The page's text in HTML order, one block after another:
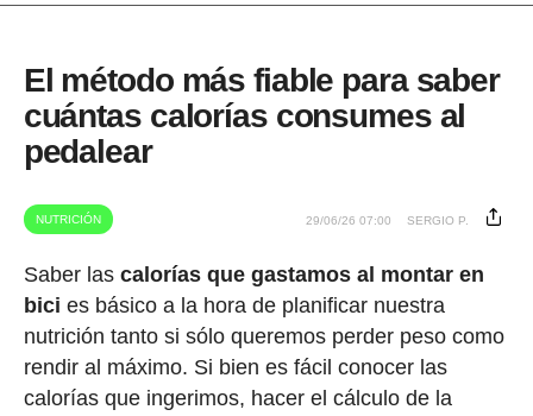
El método más fiable para saber
cuántas calorías consumes al
pedalear
NUTRICIÓN 29/06/26 07:00 SERGIO P.
Saber las calorías que gastamos al montar en
bici es básico a la hora de planificar nuestra
nutrición tanto si sólo queremos perder peso como
rendir al máximo. Si bien es fácil conocer las
calorías que ingerimos, hacer el cálculo de la